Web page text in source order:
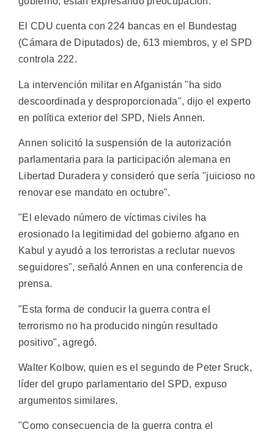
El CDU cuenta con 224 bancas en el Bundestag
(Cámara de Diputados) de, 613 miembros, y el SPD
controla 222.
La intervención militar en Afganistán "ha sido
descoordinada y desproporcionada", dijo el experto
en política exterior del SPD, Niels Annen.
Annen solicitó la suspensión de la autorización
parlamentaria para la participación alemana en
Libertad Duradera y consideró que sería "juicioso no
renovar ese mandato en octubre".
"El elevado número de víctimas civiles ha
erosionado la legitimidad del gobierno afgano en
Kabul y ayudó a los terroristas a reclutar nuevos
seguidores", señaló Annen en una conferencia de
prensa.
"Esta forma de conducir la guerra contra el
terrorismo no ha producido ningún resultado
positivo", agregó.
Walter Kolbow, quien es el segundo de Peter Sruck,
líder del grupo parlamentario del SPD, expuso
argumentos similares.
"Como consecuencia de la guerra contra el